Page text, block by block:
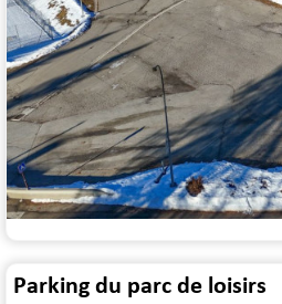
Parking du parc de loisirs